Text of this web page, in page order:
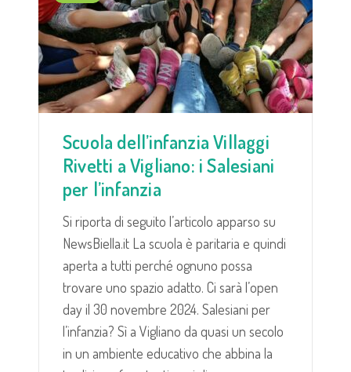
Scuola dell’infanzia Villaggi
Rivetti a Vigliano: i Salesiani
per l’infanzia
Si riporta di seguito l’articolo apparso su
NewsBiella.it La scuola è paritaria e quindi
aperta a tutti perché ognuno possa
trovare uno spazio adatto. Ci sarà l’open
day il 30 novembre 2024. Salesiani per
l’infanzia? Sì a Vigliano da quasi un secolo
in un ambiente educativo che abbina la